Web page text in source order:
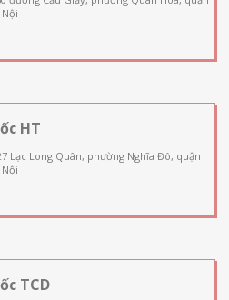
Nội
HT
Lạc Long Quân, phường Nghĩa Đô, quận
Nội
TCD